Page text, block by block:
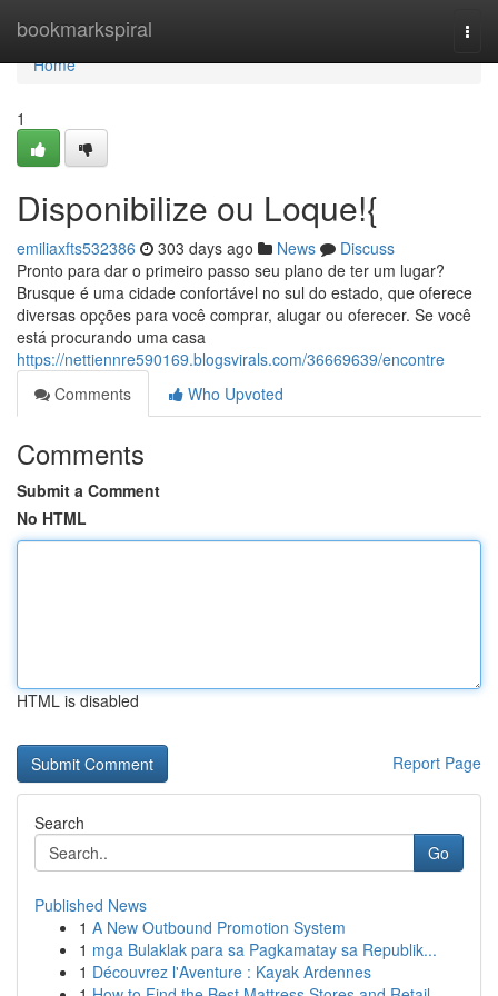
bookmarkspiral
Home
Home
1
Disponibilize ou Loque!{
emiliaxfts532386 303 days ago News
Discuss
Pronto para dar o primeiro passo seu plano de ter um lugar?
Brusque é uma cidade confortável no sul do estado, que oferece
diversas opções para você comprar, alugar ou oferecer. Se você
está procurando uma casa
https://nettiennre590169.blogsvirals.com/36669639/encontre
Comments
Who Upvoted
Comments
Submit a Comment
No HTML
HTML is disabled
Report Page
Search
Go
Published News
1 A New Outbound Promotion System
1 mga Bulaklak para sa Pagkamatay sa Republik...
1 Découvrez l'Aventure : Kayak Ardennes